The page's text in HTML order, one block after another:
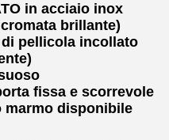
in acciaio inox
brillante)
pellicola incollato
fissa e scorrevole
marmo disponibile